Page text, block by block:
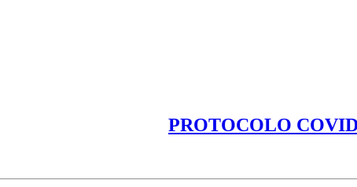
PROTOCOLO